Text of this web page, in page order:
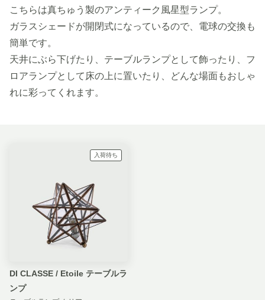
こちらは真ちゅう製のアンティーク風星型ランプ。
ガラスシェードが開閉式になっているので、電球の交換も
簡単です。
天井にぶら下げたり、テーブルランプとして飾ったり、フ
ロアランプとして床の上に置いたり、どんな場面もおしゃ
れに彩ってくれます。
入荷待ち
DI CLASSE / Etoile テーブルラ
ンプ